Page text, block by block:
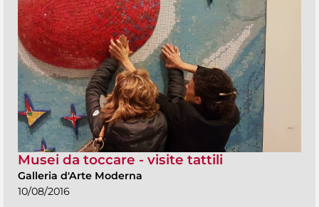
Musei da toccare - visite tattili
Galleria d'Arte Moderna
10/08/2016